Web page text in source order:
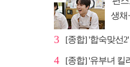
생채
3
4